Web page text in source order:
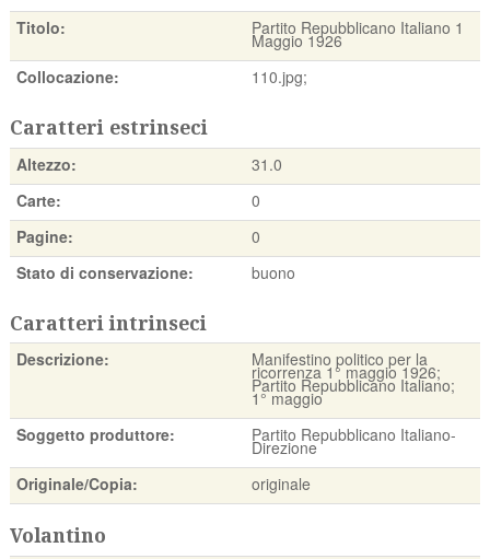
Titolo: Partito Repubblicano Italiano 1
Maggio 1926
Collocazione:
110.jpg;
Caratteri estrinseci
Altezzo:
31.0
Carte:
0
Pagine:
0
Stato di conservazione:
buono
Caratteri intrinseci
Descrizione: Manifestino politico per la
ricorrenza 1° maggio 1926;
Partito Repubblicano Italiano;
1° maggio
Soggetto produttore:
Partito Repubblicano Italiano-
Direzione
Originale/Copia:
originale
Volantino